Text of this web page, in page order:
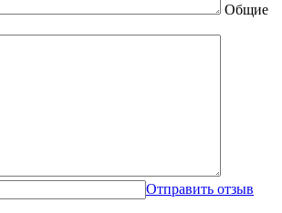
Общие
Отправить отзыв